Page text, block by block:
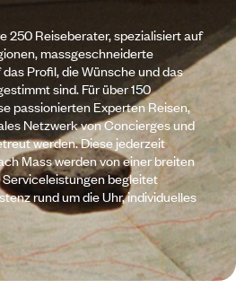
250 Reiseberater, spezialisiert auf
massgeschneiderte
Profil, die Wünsche und das
sind. Für über 150
passionierten Experten Reisen,
Netzwerk von Concierges und
werden. Diese jederzeit
Mass werden von einer breiten
begleitet
rund um die Uhr, individuelles